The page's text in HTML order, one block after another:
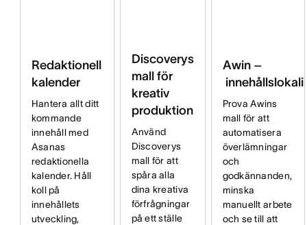
Redaktionell
kalender
Hantera allt ditt
kommande
innehåll med
Asanas
redaktionella
kalender. Håll
koll på
innehållets
utveckling,
Discoverys
mall för
kreativ
produktion
Använd
Discoverys
mall för att
spåra alla
dina kreativa
förfrågningar
på ett ställe
Awin –
Prova Awins
mall för att
automatisera
överlämningar
och
godkännanden,
minska
manuellt arbete
och se till att